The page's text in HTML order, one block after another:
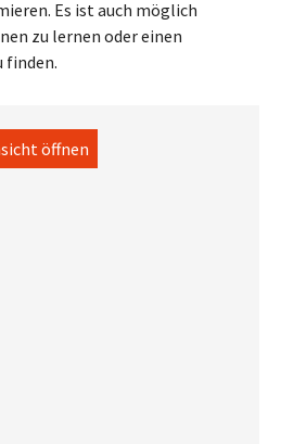
Es ist auch möglich
zu lernen oder einen
finden.
öffnen